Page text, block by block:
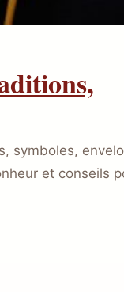
symboles,
et conseils